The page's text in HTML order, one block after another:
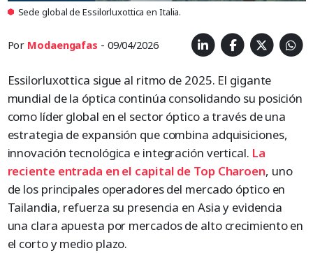
Sede global de Essilorluxottica en Italia.
Por Modaengafas - 09/04/2026
Essilorluxottica sigue al ritmo de 2025. El gigante
mundial de la óptica continúa consolidando su posición
como líder global en el sector óptico a través de una
estrategia de expansión que combina adquisiciones,
innovación tecnológica e integración vertical. La
reciente entrada en el capital de Top Charoen, uno
de los principales operadores del mercado óptico en
Tailandia, refuerza su presencia en Asia y evidencia
una clara apuesta por mercados de alto crecimiento en
el corto y medio plazo.